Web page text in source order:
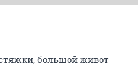
большой живот